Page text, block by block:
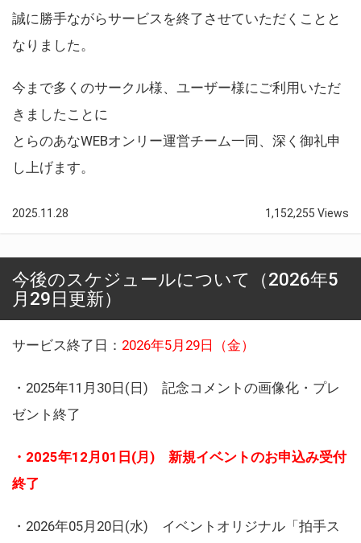
誠に勝手ながらサービスを終了させていただくことと
なりました。
今まで多くのサークル様、ユーザー様にご利用いただ
きましたことに
とらのあなWEBオンリー運営チーム一同、深く御礼申
し上げます。
2025.11.28 1,152,255 Views
今後のスケジュールについて（2026年5
月29日更新）
サービス終了日： 2026年5月29日（金）
・2025年11月30日(日) 記念コメントの画像化・プレ
ゼント終了
・2025年12月01日(月) 新規イベントのお申込み受付
終了
・2026年05月20日(水) イベントオリジナル「拍手ス